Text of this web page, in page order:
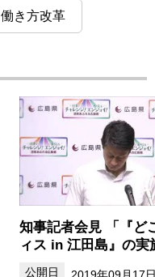
働き方改革
知事記者会見 「『ど
ィス in 江田島』の実
2019年09月17